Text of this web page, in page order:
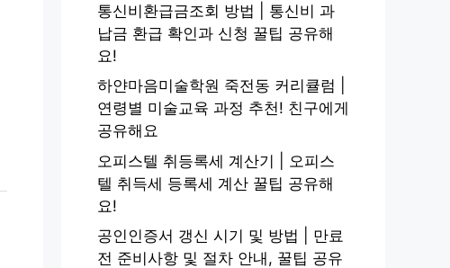
통신비환급금조회 방법 | 통신비 과
납금 환급 확인과 신청 꿀팁 공유해
요!
하얀마음미술학원 죽전동 커리큘럼 |
연령별 미술교육 과정 추천! 친구에게
공유해요
오피스텔 취등록세 계산기 | 오피스
텔 취득세 등록세 계산 꿀팁 공유해
요!
공인인증서 갱신 시기 및 방법 | 만료
전 준비사항 및 절차 안내, 꿀팁 공유